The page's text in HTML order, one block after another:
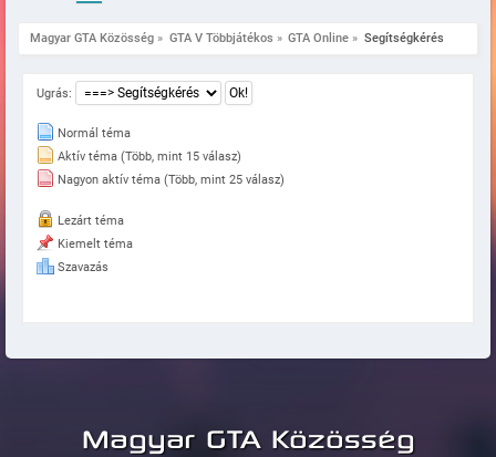
Magyar GTA Közösség » GTA V Többjátékos » GTA Online » Segítségkérés
Ugrás:
Normál téma
Aktív téma (Több, mint 15 válasz)
Nagyon aktív téma (Több, mint 25 válasz)
Lezárt téma
Kiemelt téma
Szavazás
Magyar GTA Közösség